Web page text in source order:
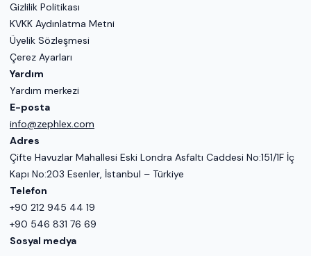
Gizlilik Politikası
KVKK Aydınlatma Metni
Üyelik Sözleşmesi
Çerez Ayarları
Yardım
Yardım merkezi
E-posta
info@zephlex.com
Adres
Çifte Havuzlar Mahallesi Eski Londra Asfaltı Caddesi No:151/1F İç
Kapı No:203 Esenler, İstanbul – Türkiye
Telefon
+90 212 945 44 19
+90 546 831 76 69
Sosyal medya